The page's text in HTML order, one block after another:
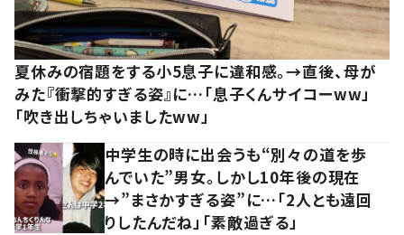
夏休みの宿題をする小5息子に違和感。→直後、母が
みた『衝撃的すぎる姿』に…「息子くんサイコーww」
「吹き出しちゃいましたww」
中学生の時に出会うも“別々の道を歩
んでいた”男女。しかし10年後の現在
→”まさかすぎる姿”に…「2人とも遠回
りしたんだね」「素敵過ぎる」